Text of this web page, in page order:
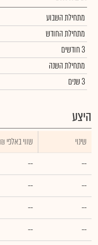
מתחילת השבוע
מתחילת החודש
3 חודשים
מתחילת השנה
3 שנים
היצע
שינוי ₪ שווי באלפי
--
--
--
--
--
--
--
--